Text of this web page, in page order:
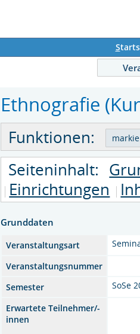
S
Ethnografie
Funktionen:
Seiteninhalt:
Einrichtungen
Grunddaten
Veranstaltungsart
Veranstaltungsnummer
Semester
SoSe
Erwartete Teilnehmer/-
innen